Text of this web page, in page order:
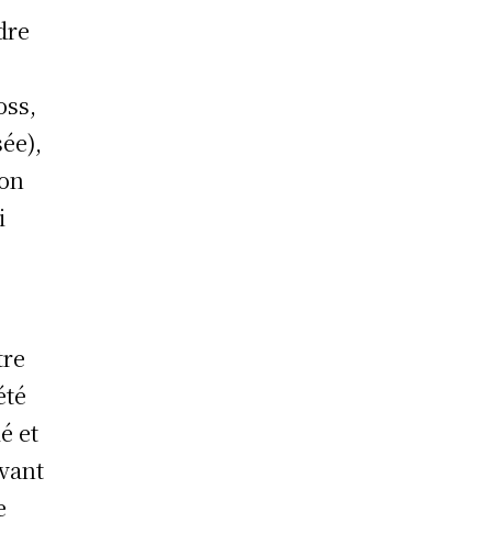
et